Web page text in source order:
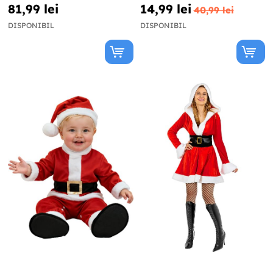
81,99 lei
DISPONIBIL
14,99 lei 40,99 lei
DISPONIBIL